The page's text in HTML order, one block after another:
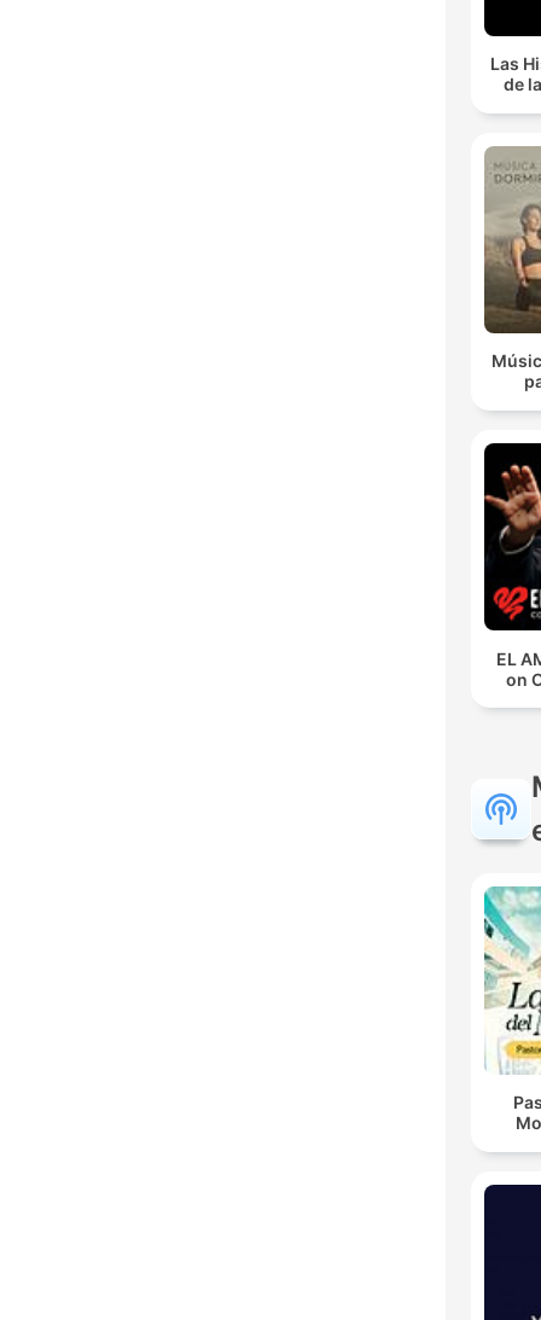
Las
de
EL
on